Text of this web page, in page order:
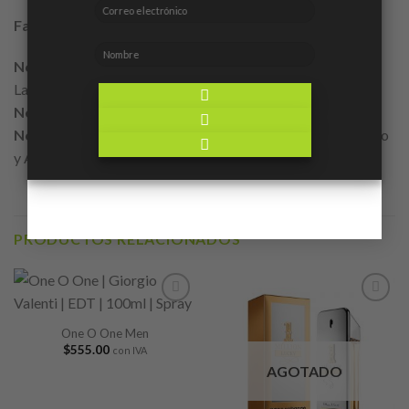
Familia Olfativa:
Notas de Salida:
Lavanda, Cilantro, Romero y Calone.
Notas de Corazón:
Sándalo, Jazmín, Neroli y Geranio.
Notas de Fondo:
Almizcle, Musgo de Roble, Cedro, Tabaco
y Ámbar.
PRODUCTOS RELACIONADOS
Añadir
One O One Men
$555.00 con IVA
Añadir
a lista
AGOTADO